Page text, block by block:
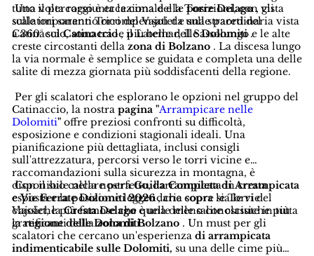
tutto il percorso è eccezionale e le posizioni, con vista
sulle imponenti Torri del Vajolet e sulle pareti del
Catinaccio, sono tra le più belle delleDolomiti.
Una volta raggiunta la cima dellaTorre Delago, gli
scalatori saranno ricompensati da una straordinaria vista
a 360° sulCatinaccio, il Latemar, il Sassolungo e le alte
creste circostanti dellazona di Bolzano . La discesa lungo
la via normale è semplice se guidata e completa una delle
salite di mezza giornata più soddisfacenti della regione.
Per gli scalatori che esplorano le opzioni nel gruppo del
Catinaccio, la nostrapagina "Arrampicare nelle
Dolomiti" offre preziosi confronti su difficoltà,
esposizione e condizioni stagionali ideali. Una
pianificazione più dettagliata, inclusi consigli
sull'attrezzatura, percorsi verso le torri vicine e
raccomandazioni sulla sicurezza in montagna, è
disponibile nella nostraGuida Completa di Arrampicata
e Vie Ferrate Dolomiti 2026, che copre sia le vie
classiche più famose che quelle meno conosciute in tutta
laregione delle Dolomiti.
Con il suo calcare perfetto, l'arrampicata in cresta
esposta e la posizione leggendaria sopra le Torri del
Vajolet, laCresta Delagoè una delle salite classiche più
gratificanti dellazona di Bolzano . Un must per gli
scalatori che cercano un'esperienzadi arrampicata
indimenticabile sulle Dolomiti, su una delle cime più